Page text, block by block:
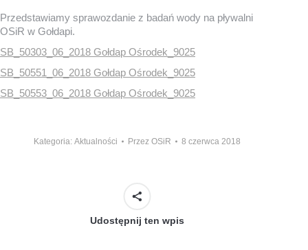
Przedstawiamy sprawozdanie z badań wody na pływalni
OSiR w Gołdapi.
SB_50303_06_2018 Gołdap Ośrodek_9025
SB_50551_06_2018 Gołdap Ośrodek_9025
SB_50553_06_2018 Gołdap Ośrodek_9025
Kategoria: Aktualności Przez OSiR 8 czerwca 2018
Udostępnij ten wpis